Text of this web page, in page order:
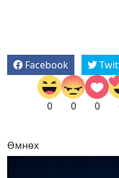
Facebook
0 0 0
Өмнөх